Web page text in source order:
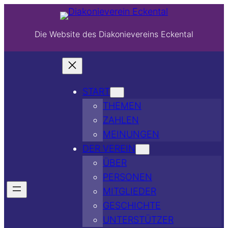
Die Website des Diakonievereins Eckental
START
THEMEN
ZAHLEN
MEINUNGEN
DER VEREIN
ÜBER
PERSONEN
MITGLIEDER
GESCHICHTE
UNTERSTÜTZER